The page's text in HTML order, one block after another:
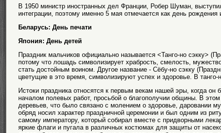
В 1950 министр иностранных дел Франции, Робер Шуман,
интеграции, поэтому именно 5 мая отмечается как день
Беларусь: День печати
Япония: День детей
Праздник мальчиков официально называется <Танго-но сэкку>
потому что лошадь символизирует храбрость, смелость,
стать достойным воином. Другое название - Сёбу-но сэкку
цветущие в это время, символизируют успех и здоровье. В
Истоки праздника относятся к первым векам нашей эры, когда
началом полевых работ, просьбой о благополучии общины. В
деревьев, что было связано с молением о здоровье, даровании
обряд носил характер праздничной церемонии и был одним из
самому императору, который собирал вместе с придворными
яркие флаги и пугала в различных костюмах для защиты от